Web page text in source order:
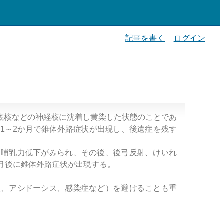
などの神経核に沈着し黄染した状態のことであ
2か月で錐体外路症状が出現し、後遺症を残す
乳力低下がみられ、その後、後弓反射、けいれ
に錐体外路症状が出現する。
アシドーシス、感染症など）を避けることも重
記事を書く ログイン